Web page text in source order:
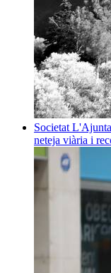
Societat
neteja viària i